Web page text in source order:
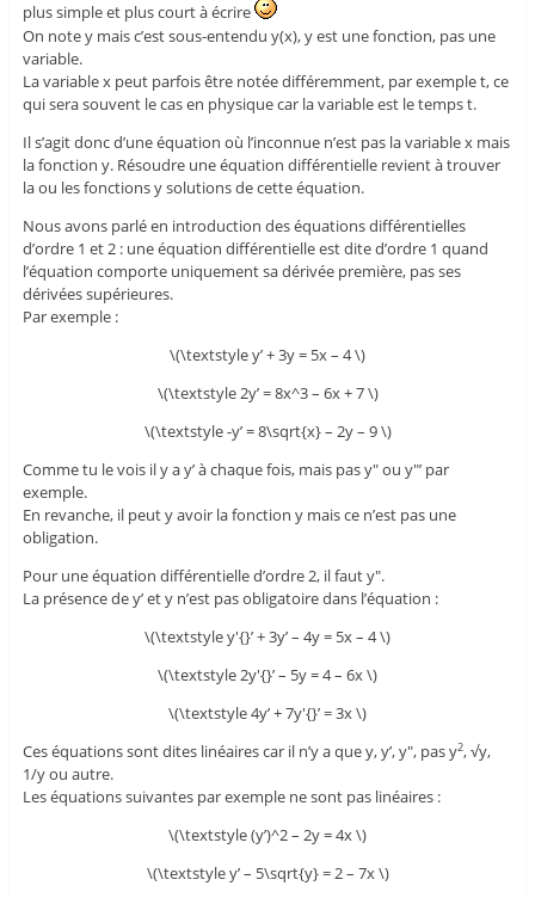
plus simple et plus court à écrire
On note y mais c’est sous-entendu y(x), y est une fonction, pas une
variable.
La variable x peut parfois être notée différemment, par exemple t, ce
qui sera souvent le cas en physique car la variable est le temps t.
Il s’agit donc d’une équation où l’inconnue n’est pas la variable x mais
la fonction y. Résoudre une équation différentielle revient à trouver
la ou les fonctions y solutions de cette équation.
Nous avons parlé en introduction des équations différentielles
d’ordre 1 et 2 : une équation différentielle est dite d’ordre 1 quand
l’équation comporte uniquement sa dérivée première, pas ses
dérivées supérieures.
Par exemple :
\(\textstyle y’ + 3y = 5x – 4 \)
\(\textstyle 2y’ = 8x^3 – 6x + 7 \)
\(\textstyle -y’ = 8\sqrt{x} – 2y – 9 \)
Comme tu le vois il y a y’ à chaque fois, mais pas y" ou y"’ par
exemple.
En revanche, il peut y avoir la fonction y mais ce n’est pas une
obligation.
Pour une équation différentielle d’ordre 2, il faut y".
La présence de y’ et y n’est pas obligatoire dans l’équation :
\(\textstyle y'{}’ + 3y’ – 4y = 5x – 4 \)
\(\textstyle 2y'{}’ – 5y = 4 – 6x \)
\(\textstyle 4y’ + 7y'{}’ = 3x \)
Ces équations sont dites linéaires car il n’y a que y, y’, y", pas y2, √y,
1/y ou autre.
Les équations suivantes par exemple ne sont pas linéaires :
\(\textstyle (y’)^2 – 2y = 4x \)
\(\textstyle y’ – 5\sqrt{y} = 2 – 7x \)